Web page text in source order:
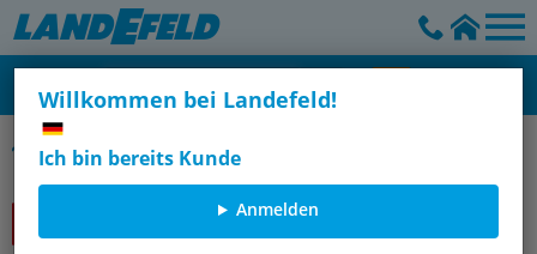
Willkommen bei Landefeld!
Ich bin bereits Kunde
Anmelden
Packbänder - tesapack